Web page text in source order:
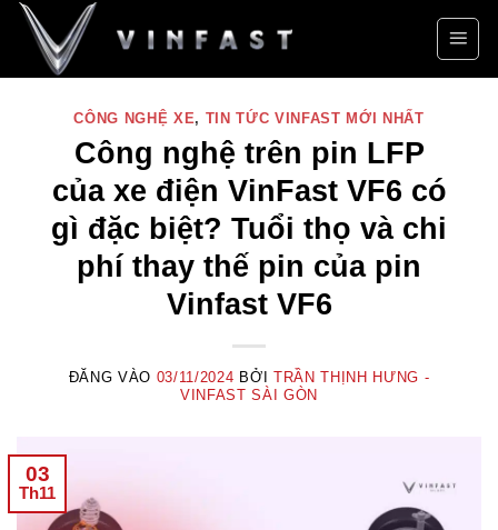
Bỏ
nội
CÔNG NGHỆ XE, TIN TỨC VINFAST MỚI NHẤT
Công nghệ trên pin LFP
của xe điện VinFast VF6 có
gì đặc biệt? Tuổi thọ và chi
phí thay thế pin của pin
Vinfast VF6
ĐĂNG VÀO 03/11/2024 BỞI TRẦN THỊNH HƯNG -
VINFAST SÀI GÒN
03
Th11